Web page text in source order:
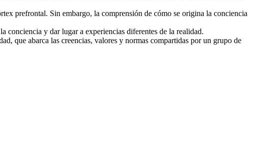
prefrontal. Sin embargo, la comprensión de cómo se origina la conciencia
conciencia y dar lugar a experiencias diferentes de la realidad.
que abarca las creencias, valores y normas compartidas por un grupo de